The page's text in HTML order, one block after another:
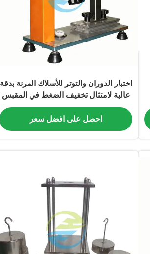
اختبار الدوران والتوتر للأسلاك المرنة بدقة
عالية لامتثال تخفيف الضغط في المقبس
واختبار القوة الميكانيكية
احصل على افضل سعر